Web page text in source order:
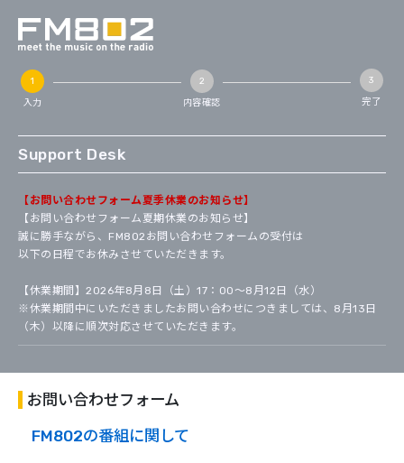
入力 内容確認 完了
Support Desk
【お問い合わせフォーム夏季休業のお知らせ】
【お問い合わせフォーム夏期休業のお知らせ】
誠に勝手ながら、FM802お問い合わせフォームの受付は
以下の日程でお休みさせていただきます。
【休業期間】2026年8月8日（土）17：00～8月12日（水）
※休業期間中にいただきましたお問い合わせにつきましては、8月13日
（木）以降に順次対応させていただきます。
お問い合わせフォーム
FM802の番組に関して